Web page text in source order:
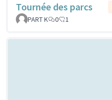
Tournée des parcs
PART K
0 1